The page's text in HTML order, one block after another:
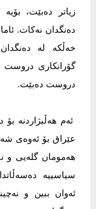
زیاتر دەبێت،
دەنگدان نەكات.
خەڵكە لە
گۆرانكاری دروست
دروست دەبێت.
ئەم هەڵبژاردنە بۆ
عێراق بۆ ئەوەی
هەمومان گلەیی و
سیاسییە
ئەوان ببین و